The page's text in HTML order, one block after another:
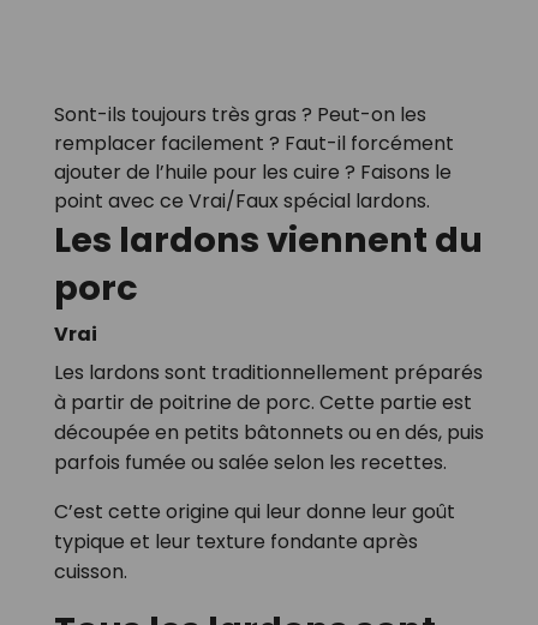
Sont-ils toujours très gras ? Peut-on les
remplacer facilement ? Faut-il forcément
ajouter de l’huile pour les cuire ? Faisons le
point avec ce Vrai/Faux spécial lardons.
Les lardons viennent du
porc
Vrai
Les lardons sont traditionnellement préparés
à partir de poitrine de porc. Cette partie est
découpée en petits bâtonnets ou en dés, puis
parfois fumée ou salée selon les recettes.
C’est cette origine qui leur donne leur goût
typique et leur texture fondante après
cuisson.